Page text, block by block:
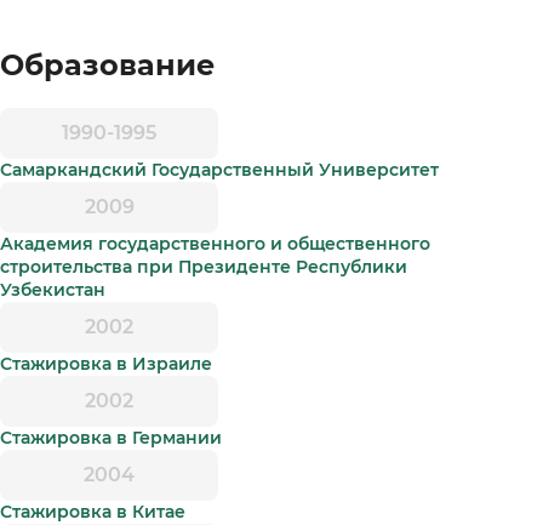
Образование
1990-1995
Самаркандский Государственный Университет
2009
Академия государственного и общественного
строительства при Президенте Республики
Узбекистан
2002
Стажировка в Израиле
2002
Стажировка в Германии
2004
Стажировка в Китае